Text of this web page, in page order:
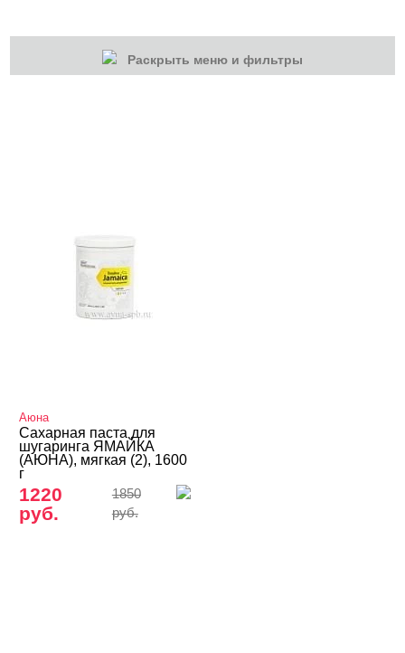
Раскрыть меню и фильтры
Волосы
Шугаринг, фитосмола
Сопутствующие товары
ФИТОПАСТЫ для шугаринга с лечебными
экстрактами АЮНА
Аюна
Сахарная паста для
шугаринга ЯМАЙКА
(АЮНА), мягкая (2), 1600
г
1220
руб.
1850
руб.